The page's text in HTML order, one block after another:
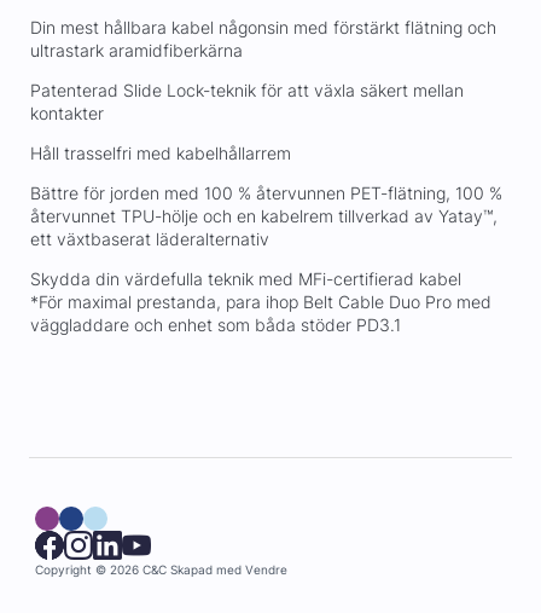
Din mest hållbara kabel någonsin med förstärkt flätning och
ultrastark aramidfiberkärna
Patenterad Slide Lock-teknik för att växla säkert mellan
kontakter
Håll trasselfri med kabelhållarrem
Bättre för jorden med 100 % återvunnen PET-flätning, 100 %
återvunnet TPU-hölje och en kabelrem tillverkad av Yatay™,
ett växtbaserat läderalternativ
Skydda din värdefulla teknik med MFi-certifierad kabel
*För maximal prestanda, para ihop Belt Cable Duo Pro med
väggladdare och enhet som båda stöder PD3.1
Copyright © 2026 C&C Skapad med Vendre